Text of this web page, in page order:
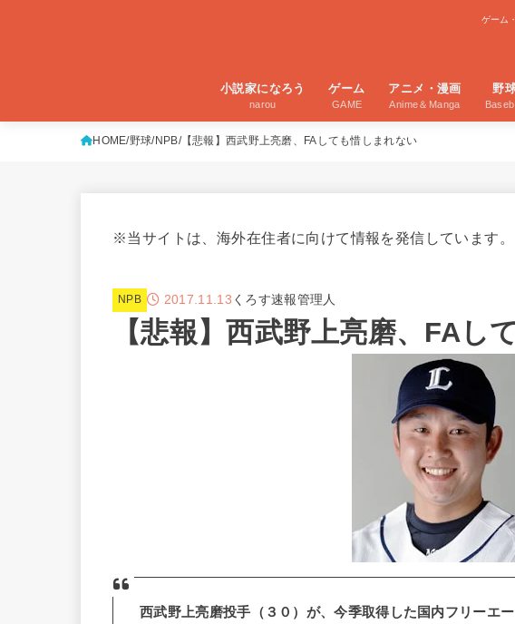
ゲーム
小説家になろう
narou
ゲーム
GAME
アニメ・漫画
Anime＆Manga
野
HOME 野球 NPB 【悲報】西武野上亮磨、FAしても惜しまれない
※当サイトは、海外在住者に向けて情報を発信しています。
NPB 2017.11.13 くろす速報管理人
【悲報】西武野上亮磨、FAし
西武野上亮磨投手（３０）が、今季取得した国内フリーエ